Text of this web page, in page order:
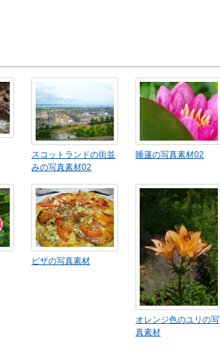
スコットランドの街並
みの写真素材02
睡蓮の写真素材02
ピザの写真素材
オレンジ色のユリの写
真素材